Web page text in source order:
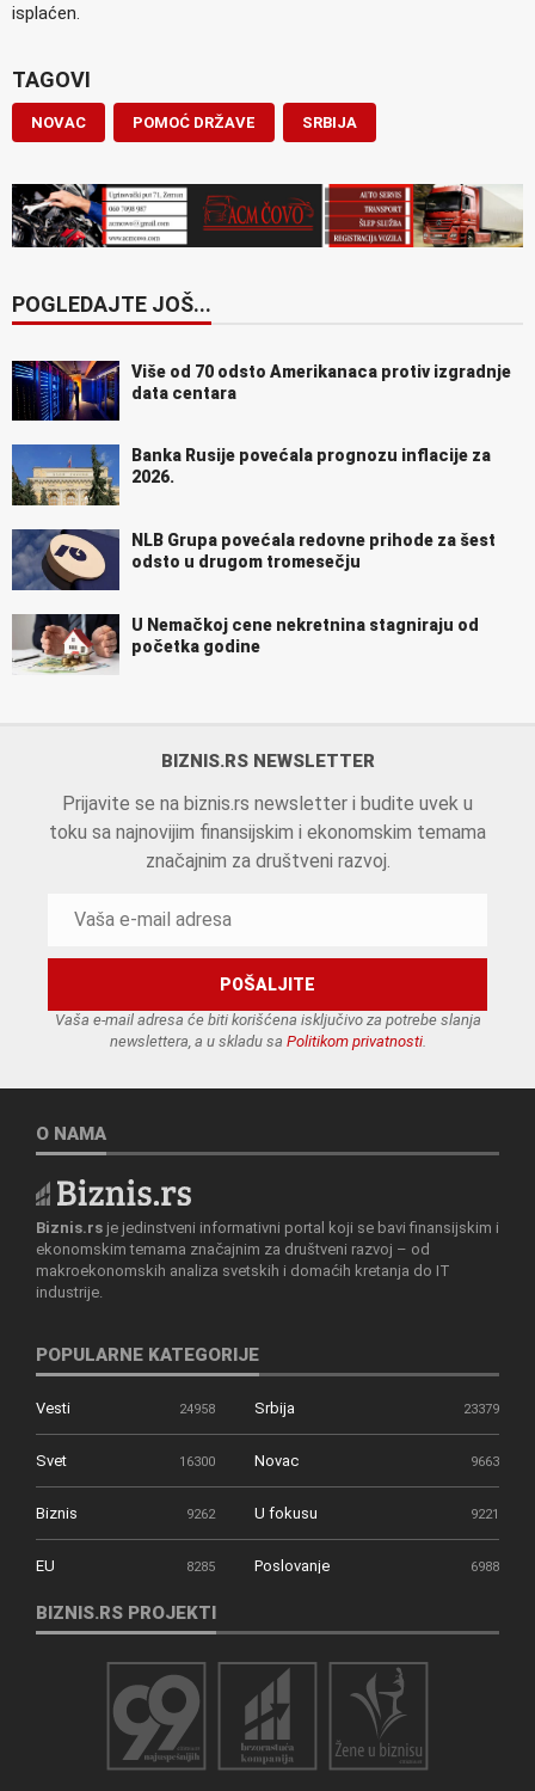
isplaćen.
TAGOVI
NOVAC POMOĆ DRŽAVE SRBIJA
POGLEDAJTE JOŠ...
Više od 70 odsto Amerikanaca protiv izgradnje
data centara
Banka Rusije povećala prognozu inflacije za
2026.
NLB Grupa povećala redovne prihode za šest
odsto u drugom tromesečju
U Nemačkoj cene nekretnina stagniraju od
početka godine
BIZNIS.RS NEWSLETTER
Prijavite se na biznis.rs newsletter i budite uvek u
toku sa najnovijim finansijskim i ekonomskim temama
značajnim za društveni razvoj.
Vaša e-mail adresa će biti korišćena isključivo za potrebe slanja
newslettera, a u skladu sa Politikom privatnosti.
O NAMA
Biznis.rs je jedinstveni informativni portal koji se bavi finansijskim i
ekonomskim temama značajnim za društveni razvoj – od
makroekonomskih analiza svetskih i domaćih kretanja do IT
industrije.
POPULARNE KATEGORIJE
Vesti 24958 Srbija 23379
Svet 16300 Novac 9663
Biznis 9262 U fokusu 9221
EU 8285 Poslovanje 6988
BIZNIS.RS PROJEKTI